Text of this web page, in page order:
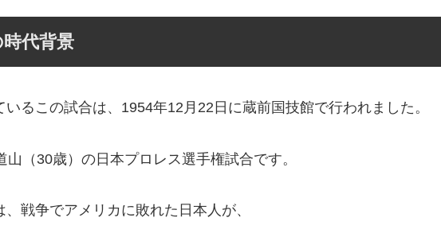
代背景
るこの試合は、1954年12月22日に蔵前国技館で行われました。
（30歳）の日本プロレス選手権試合です。
戦争でアメリカに敗れた日本人が、